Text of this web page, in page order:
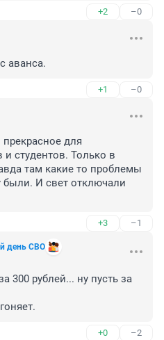
+2 –0
аванса.
+1 –0
для
студентов. Только в
там какие то проблемы
были. И свет отключали
+3 –1
й день СВО
300 рублей... ну пусть за
+0 –2